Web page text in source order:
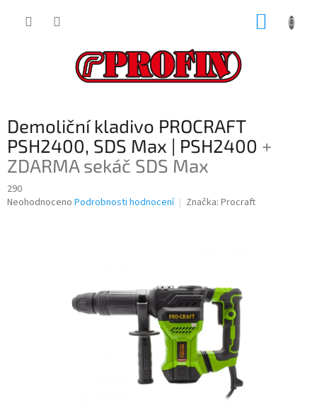
Demoliční kladivo PROCRAFT
PSH2400, SDS Max | PSH2400 +
ZDARMA sekáč SDS Max
290
Průměrné
Neohodnoceno Podrobnosti hodnocení Značka: Procraft